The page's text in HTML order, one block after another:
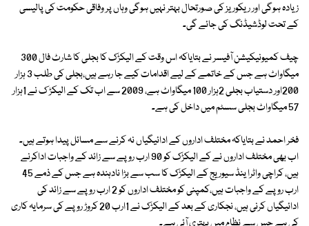
زیادہ ہوگی اور ریکوریز کی صورتحال بہتر نہیں ہوگی وہاں پر وفاقی حکومت کی پالیسی
کے تحت لوڈشیڈنگ کی جائے گی۔
چیف کمیونیکیشن آفیسر نے بتایاکہ اس وقت کے الیکڑک کا بجلی کا شارٹ فال 300
میگاواٹ ہے جس کے خاتمے کے لیے اقدامات کیے جا رہے ہیں،بجلی کی طلب 3 ہزار
200اور دستیاب بجلی 2ہزار 100 میگاواٹ ہے، 2009 سے اب تک کے الیکڑ ک نے 1ہزار
57 میگاواٹ بجلی سسٹم میں داخل کی ہے۔
فخر احمد نے بتایاکہ مختلف اداروں کے ادائیگیاں نہ کرنے سے مسائل پیدا ہوتے ہیں۔
اب بھی مختلف اداروں نے کے الیکڑک کو 90 ارب روپے سے زائد کے واجبات اداکرنے
ہیں، کراچی واٹرا ینڈ سیوریج کے الیکڑک کا سب سے بڑا نادہندہ ہے جس کے ذمے 45
ارب روپے کے واجبات ہیں،کمپنی کو مختلف اداروں کو 2 ارب روپے سے زائد کی
ادائیگیاں کرنی ہیں، نجکاری کے بعد کے الیکڑک نے 1ارب 20 کروڑ روپے کی سرمایہ کاری